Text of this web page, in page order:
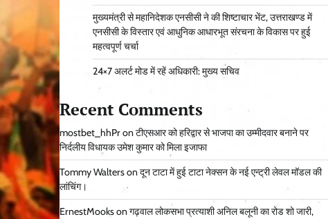
मुख्यमंत्री से महानिदेशक एनसीसी ने की शिष्टाचार भेंट, उत्तराखण्ड में
एनसीसी के विस्तार एवं आधुनिक आधारभूत संरचना के विकास पर हुई
महत्वपूर्ण चर्चा
24×7 अलर्ट मोड में रहें अधिकारी: मुख्य सचिव
Recent Comments
mostbet_hhPronटीएसआर को हरिद्वार से भाजपा का उम्मीदवार बनाने पर
निर्दलीय विधायक उमेश कुमार को मिला इजाफा
Tommy Waltersonदून टाटा में हुई टाटा नेक्सन के नई एन्ट्री लेवल मॉडल की
लांचिंग।
ErnestMooksonगढ़वाल लोकसभा प्रत्याशी अनिल बलूनी का रोड शो जारी,